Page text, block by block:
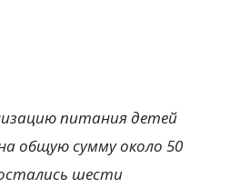
питания детей
общую сумму около 50
шести